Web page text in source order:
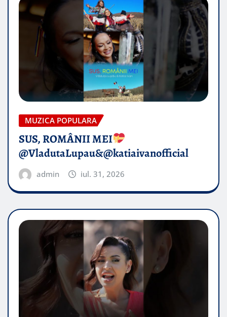
MUZICA POPULARA
SUS, ROMÂNII MEI
@VladutaLupau&@katiaivanofficial
admin iul. 31, 2026